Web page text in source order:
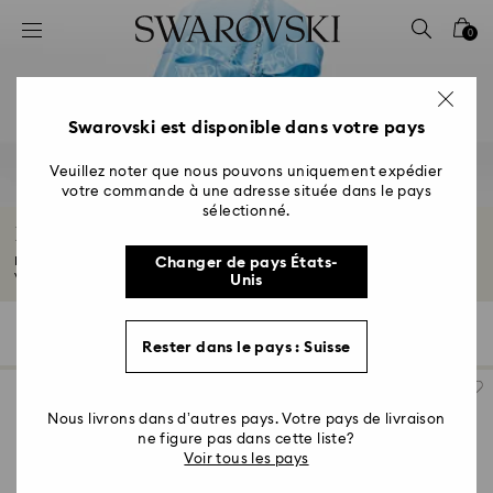
Accesskeys list
2 - Footer
4 - Search results
0
Bijoux et cadeaux d’anniversaire
Découvrez nos sublimes cadeaux d’anniversaire pour elle et lui. Célébrez
votre...
Filtres
Swarovski est disponible dans votre pays
Veuillez noter que nous pouvons uniquement expédier
votre commande à une adresse située dans le pays
sélectionné.
Changer de pays États-
Unis
Rester dans le pays : Suisse
Nous livrons dans d’autres pays. Votre pays de livraison
ne figure pas dans cette liste?
Voir tous les pays